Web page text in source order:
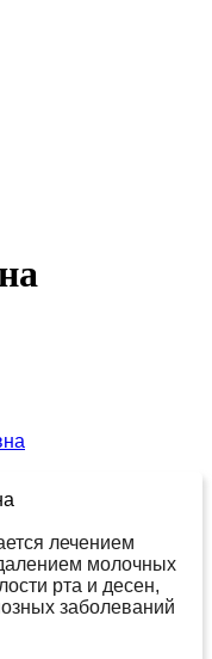
лечением
молочных
рта и десен,
заболеваний